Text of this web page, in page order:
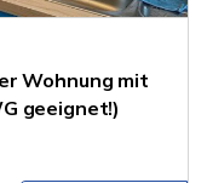
Wohnung mit
geeignet!)